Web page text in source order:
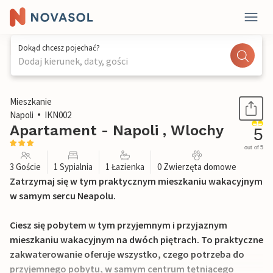
Dokąd chcesz pojechać?
Dodaj kierunek, daty, gości
1 / 18
Mieszkanie
Napoli
IKN002
Apartament - Napoli , Wlochy 5
out of 5
3 Goście 1 Sypialnia 1 Łazienka 0 Zwierzęta domowe
Zatrzymaj się w tym praktycznym mieszkaniu wakacyjnym
w samym sercu Neapolu.
Ciesz się pobytem w tym przyjemnym i przyjaznym
mieszkaniu wakacyjnym na dwóch piętrach. To praktyczne
zakwaterowanie oferuje wszystko, czego potrzeba do
przyjemnego pobytu, w samym centrum tętniącego